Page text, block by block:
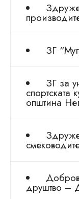
ЗГ
ЗГ за
спортската
општина
друштво –